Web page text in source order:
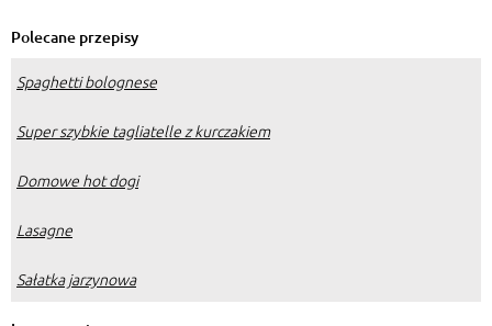
Polecane przepisy
Spaghetti bolognese
Super szybkie tagliatelle z kurczakiem
Domowe hot dogi
Lasagne
Sałatka jarzynowa